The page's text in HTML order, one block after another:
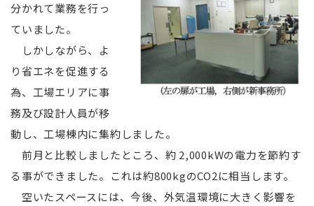
分かれて業務を行っ
ていました。
しかしながら、よ
り省エネを促進する
為、工場エリアに事
務及び設計人員が移
動し、工場棟内に集約しました。
前月と比較しましたところ、約 2,000kWの電力を節約す
る事ができました。これは約800kgのCO2に相当します。
空いたスペースには、今後、外気温環境に大きく影響を